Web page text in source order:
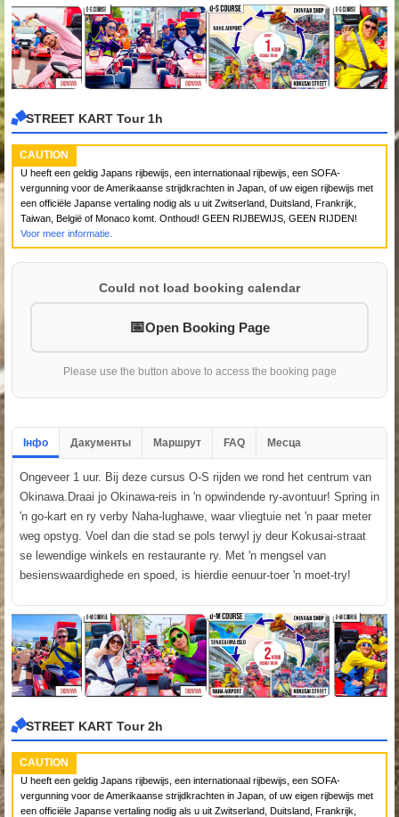
STREET KART Tour 1h
CAUTION
U heeft een geldig Japans rijbewijs, een internationaal rijbewijs, een SOFA-
vergunning voor de Amerikaanse strijdkrachten in Japan, of uw eigen rijbewijs met
een officiële Japanse vertaling nodig als u uit Zwitserland, Duitsland, Frankrijk,
Taiwan, België of Monaco komt. Onthoud! GEEN RIJBEWIJS, GEEN RIJDEN!
Voor meer informatie.
Could not load booking calendar
Open Booking Page
Please use the button above to access the booking page
Інфо Дакументы Маршрут FAQ Месца
Ongeveer 1 uur. Bij deze cursus O-S rijden we rond het centrum van
Okinawa.Draai jo Okinawa-reis in 'n opwindende ry-avontuur! Spring in
'n go-kart en ry verby Naha-lughawe, waar vliegtuie net 'n paar meter
weg opstyg. Voel dan die stad se pols terwyl jy deur Kokusai-straat
se lewendige winkels en restaurante ry. Met 'n mengsel van
besienswaardighede en spoed, is hierdie eenuur-toer 'n moet-try!
STREET KART Tour 2h
CAUTION
U heeft een geldig Japans rijbewijs, een internationaal rijbewijs, een SOFA-
vergunning voor de Amerikaanse strijdkrachten in Japan, of uw eigen rijbewijs met
een officiële Japanse vertaling nodig als u uit Zwitserland, Duitsland, Frankrijk,